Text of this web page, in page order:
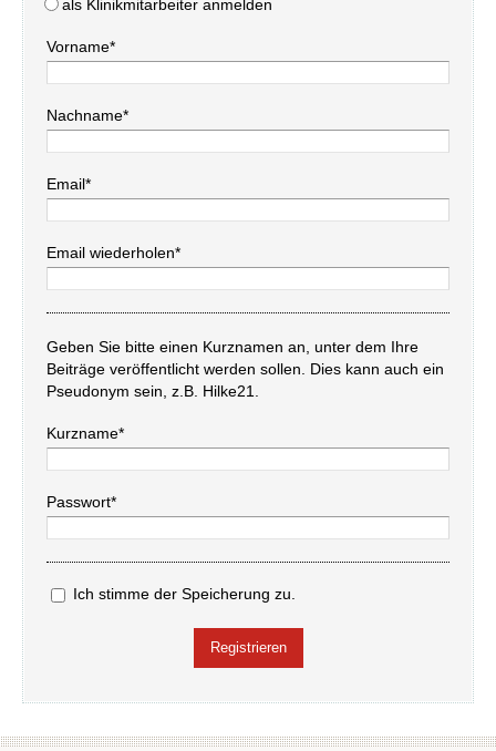
als Klinikmitarbeiter anmelden
Vorname*
Nachname*
Email*
Email wiederholen*
Geben Sie bitte einen Kurznamen an, unter dem Ihre
Beiträge veröffentlicht werden sollen. Dies kann auch ein
Pseudonym sein, z.B. Hilke21.
Kurzname*
Passwort*
Ich stimme der Speicherung zu.